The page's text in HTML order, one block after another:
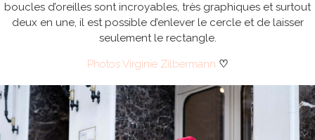
boucles d’oreilles sont incroyables, très graphiques et surtout
deux en une, il est possible d’enlever le cercle et de laisser
seulement le rectangle.
Photos Virginie Zilbermann ♡